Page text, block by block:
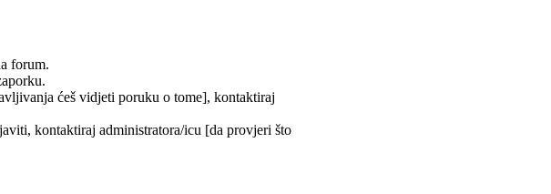
forum.
ćeš vidjeti poruku o tome], kontaktiraj
kontaktiraj administratora/icu [da provjeri što